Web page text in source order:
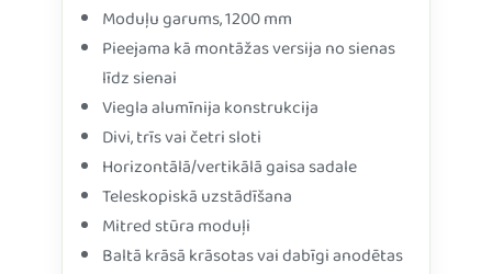
Moduļu garums, 1200 mm
Pieejama kā montāžas versija no sienas
līdz sienai
Viegla alumīnija konstrukcija
Divi, trīs vai četri sloti
Horizontālā/vertikālā gaisa sadale
Teleskopiskā uzstādīšana
Mitred stūra moduļi
Baltā krāsā krāsotas vai dabīgi anodētas